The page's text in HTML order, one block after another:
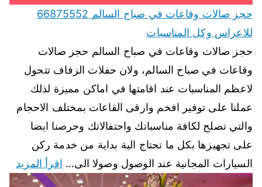
حجز صالات وقاعات في صباح السالم 66875552
للاعراس وكل المناسبات
حجز صالات وقاعات في صباح السالم حجز صالات
وقاعات في صباح السالم، ولان حفلات الزفاف تتحول
لاعظم المناسبات عند اقامتها في اماكن مميزة لذلك
عملنا على توفير افخم وارقى القاعات بمختلف الاحجام
والتي تصلح لكافة مناسباتك واحتفالاتك وحرصنا ايضا
على تجهيزها بكل ما تحتاج الية بداية من خدمة ركن
السيارات المجانية عند الوصول وصولا الى… اقرأ المزيد